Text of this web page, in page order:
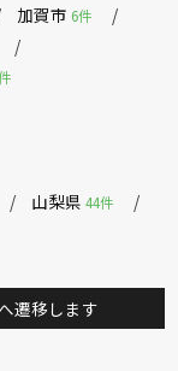
加賀市 6件
山梨県44件
遷移します